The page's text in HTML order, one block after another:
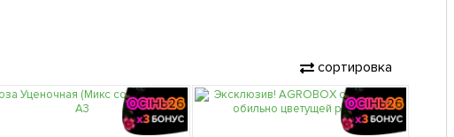
сортировка